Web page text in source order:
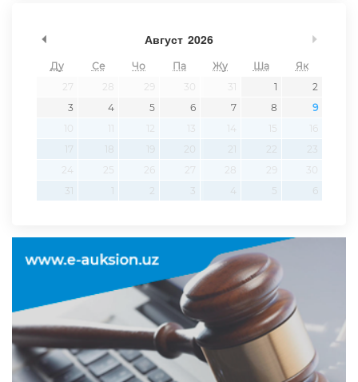
Август 2026
Ду Се Чо Па Жу Ша
Як
27
28 29 30 31 1
2
3
4 5 6 7 8
9
10
11 12 13 14 15
16
17
18 19 20 21 22
23
24
25 26 27 28 29
30
31
1 2 3 4 5 6